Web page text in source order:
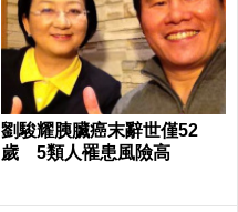
劉駿耀胰臟癌末辭世僅52
歲 5類人罹患風險高